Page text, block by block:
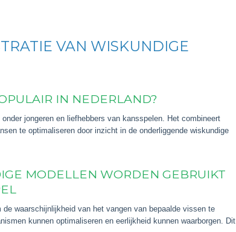
VAN WISKUNDIGE
IN NEDERLAND?
jongeren en liefhebbers van kansspelen. Het combineert
te optimaliseren door inzicht in de onderliggende wiskundige
MODELLEN WORDEN GEBRUIKT
waarschijnlijkheid van het vangen van bepaalde vissen te
kunnen optimaliseren en eerlijkheid kunnen waarborgen. Dit